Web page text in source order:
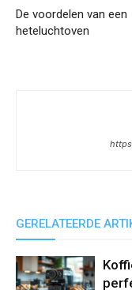
De voordelen van een
heteluchtoven
GERELATEERDE